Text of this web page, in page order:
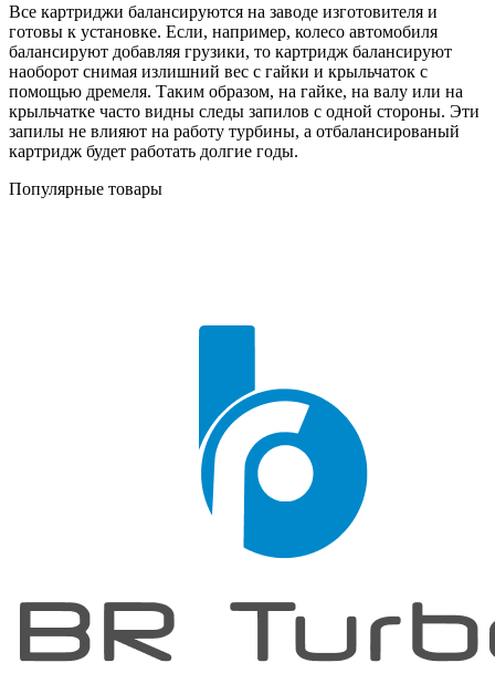
Все картриджи балансируются на заводе изготовителя и
готовы к установке. Если, например, колесо автомобиля
балансируют добавляя грузики, то картридж балансируют
наоборот снимая излишний вес с гайки и крыльчаток с
помощью дремеля. Таким образом, на гайке, на валу или на
крыльчатке часто видны следы запилов с одной стороны. Эти
запилы не влияют на работу турбины, а отбалансированый
картридж будет работать долгие годы.
Популярные товары